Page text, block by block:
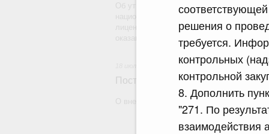
решения о
требуется.
контрольных
контрольной
8. Дополнить
"271. По
взаимодействия
Об утверждении Правил уведомления
национальной гвардии Российской
лицензию на осуществление частной
оказание сыскных услуг и об окончании
Постановление Правительства
О внесении изменений в некоторые акты